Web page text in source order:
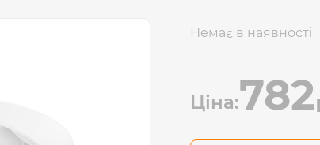
Немає в наявності
Ціна:782